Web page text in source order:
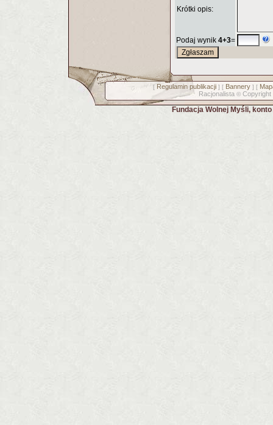
Krótki opis:
Podaj wynik 4+3=
[ Regulamin publikacji] [ Bannery] [
Racjonalista © Copyright
Fundacja Wolnej Myśli,